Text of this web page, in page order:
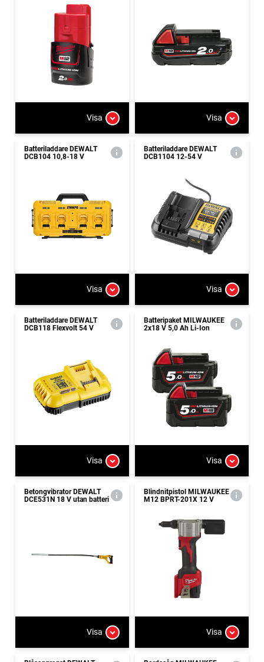
Visa Visa
Batteriladdare DEWALT
DCB104 10,8-18 V
Visa
Batteriladdare DEWALT
DCB1104 12-54 V
Visa
Batteriladdare DEWALT
DCB118 Flexvolt 54 V
Visa
Batteripaket MILWAUKEE
2x18 V 5,0 Ah Li-Ion
Visa
Betongvibrator DEWALT
DCE531N 18 V utan batteri
Visa
Blindnitpistol MILWAUKEE
M12 BPRT-201X 12 V
Visa